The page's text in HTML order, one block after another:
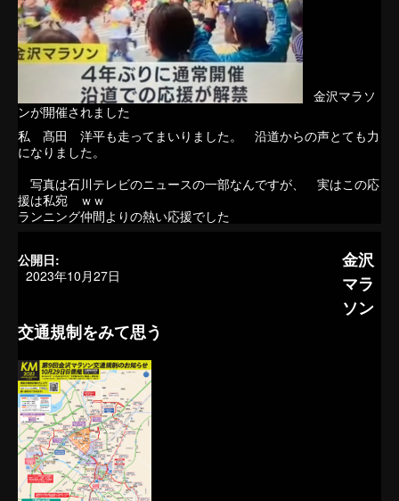
金沢マラソ
ンが開催されました
私 髙田 洋平も走ってまいりました。 沿道からの声とても力
になりました。
写真は石川テレビのニュースの一部なんですが、 実はこの応
援は私宛 ｗｗ
ランニング仲間よりの熱い応援でした
公開日:
2023年10月27日
金沢
マラ
ソン
交通規制をみて思う